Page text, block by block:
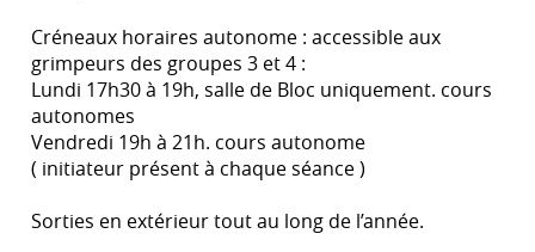
Créneaux horaires autonome : accessible aux
grimpeurs des groupes 3 et 4 :
Lundi 17h30 à 19h, salle de Bloc uniquement. cours
autonomes
Vendredi 19h à 21h. cours autonome
( initiateur présent à chaque séance )
Sorties en extérieur tout au long de l’année.